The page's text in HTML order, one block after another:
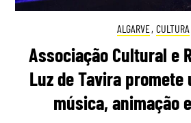
ALGARVE, CULTURA
Associação Cultural e
Luz de Tavira promete
música, animação